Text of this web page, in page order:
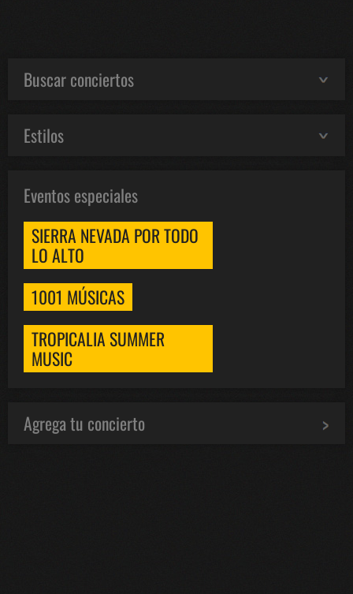
Buscar conciertos
Estilos
Eventos especiales
SIERRA NEVADA POR TODO
LO ALTO
1001 MÚSICAS
TROPICALIA SUMMER
MUSIC
Agrega tu concierto